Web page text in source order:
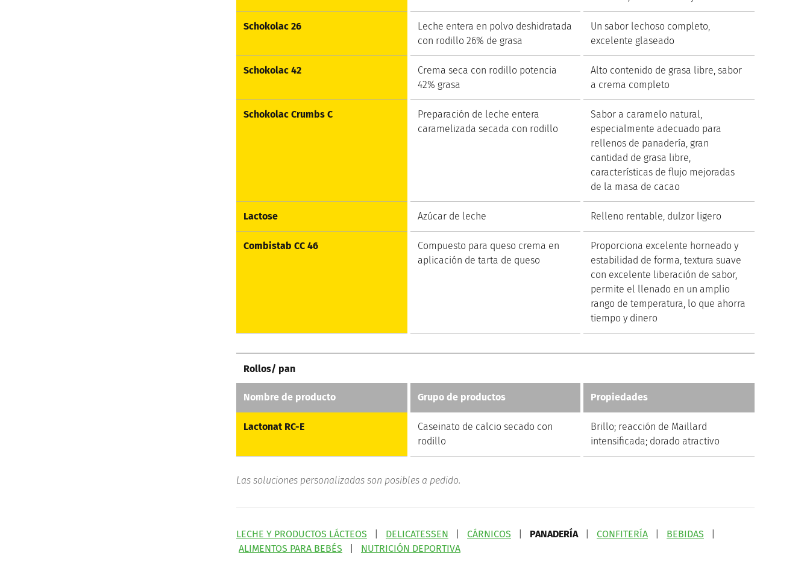
Schokolac 26
Leche entera en polvo deshidratada
con rodillo 26% de grasa
Un sabor lechoso completo,
excelente glaseado
Schokolac 42
Crema seca con rodillo potencia
42% grasa
Alto contenido de grasa libre, sabor
a crema completo
Schokolac Crumbs C
Preparación de leche entera
caramelizada secada con rodillo
Sabor a caramelo natural,
especialmente adecuado para
rellenos de panadería, gran
cantidad de grasa libre,
características de flujo mejoradas
de la masa de cacao
Lactose Azúcar de leche Relleno rentable, dulzor ligero
Combistab CC 46
Compuesto para queso crema en
aplicación de tarta de queso
Proporciona excelente horneado y
estabilidad de forma, textura suave
con excelente liberación de sabor,
permite el llenado en un amplio
rango de temperatura, lo que ahorra
tiempo y dinero
Rollos/ pan
Las soluciones personalizadas son posibles a pedido.
Nombre de producto Grupo de productos Propiedades
Lactonat RC-E
Caseinato de calcio secado con
rodillo
Brillo; reacción de Maillard
intensificada; dorado atractivo
LECHE Y PRODUCTOS LÁCTEOS DELICATESSEN CÁRNICOS PANADERÍA| CONFITERÍA BEBIDAS
ALIMENTOS PARA BEBÉS
NUTRICIÓN DEPORTIVA